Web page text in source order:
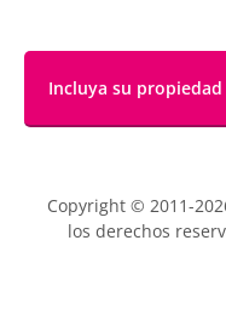
Incluya su propiedad
Copyright © 2011-
los derechos